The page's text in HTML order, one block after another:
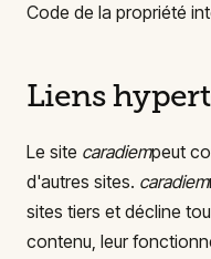
Code de la propriété
Liens
Le site caradiempeut
d'autres sites. caradiem
sites tiers et décline
contenu, leur